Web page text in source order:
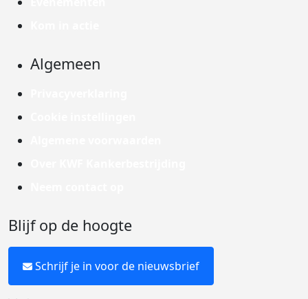
Algemeen
Blijf op de hoogte
Schrijf je in voor de nieuwsbrief